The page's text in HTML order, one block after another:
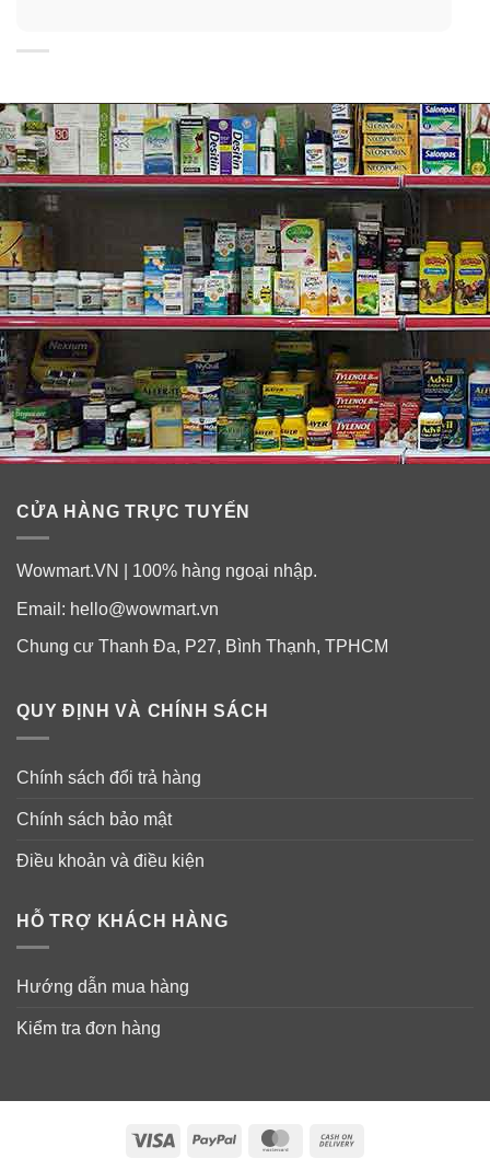
✓Hỗ trợ hoạt động chức năng hệ thần kinh, cơ, các tế
bào.
✓Giúp cơ thể sản xuất năng lượng tốt.
✓Cải thiện chưng khó chịu trước chu kỳ kinh nguyệt.
✓Tăng cường khối lượng và sức khoẻ cơ bắp.
✓Bổ sung các vitamin và khoáng chất cần thiết cho cơ
thể dẻo dai.
✓Giúp xương và răng chắc khoẻ.
✓Tăng đề kháng cho cơ thể.
Thành phần viên uống giảm đau cơ, chuột rút
Blackmores Bio Magnesium
Thành phần hoạt tính trên một viên
(equiv. to total magnesium 300mg); Calcium ascorbate
Không thêm muối, men, gluten, dẫn chất sữa, chất bảo
CỬA HÀNG TRỰC TUYẾN
Wowmart.VN | 100% hàng ngoại nhập.
Email: hello@wowmart.vn
Chung cư Thanh Đa, P27, Bình Thạnh, TPHCM
QUY ĐỊNH VÀ CHÍNH SÁCH
Chính sách đổi trả hàng
Chính sách bảo mật
Điều khoản và điều kiện
HỖ TRỢ KHÁCH HÀNG
Hướng dẫn mua hàng
Kiểm tra đơn hàng
Visa PayPal MasterCard